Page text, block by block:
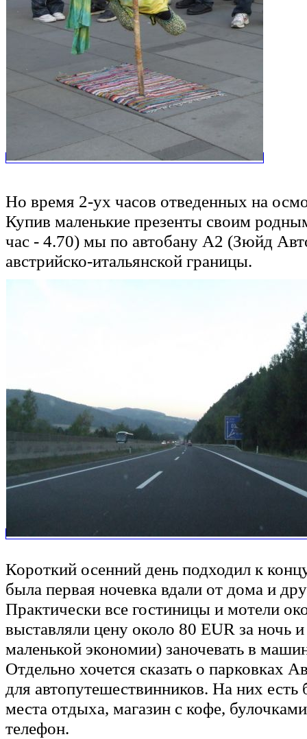
Но время 2-ух часов отведенных на
Купив маленькие презенты своим
час - 4.70) мы по автобану А2 (Зюйд
австрийско-итальянской границы.
Короткий осенний день подходил к
была первая ночевка вдали от дома и
Практически все гостиницы и мотели
выставляли цену около 80 EUR за ночь
маленькой экономии) заночевать в
Отдельно хочется сказать о парковках
для автопутешествинников. На них
места отдыха, магазин с кофе,
телефон.